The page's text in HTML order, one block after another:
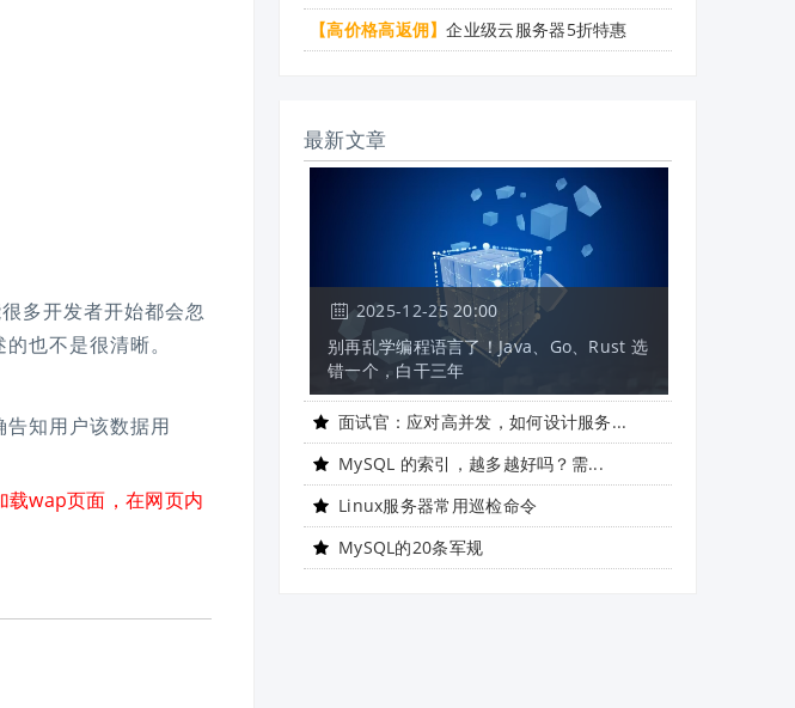
多开发者开始都会忽
也不是很清晰。
知用户该数据用
载wap页面，在网页内
【高价格高返佣】企业级云服务器5折特惠
最新文章
2025-12-25 20:00
别再乱学编程语言了！Java、Go、Rust 选
错一个，白干三年
面试官：应对高并发，如何设计服务...
MySQL 的索引，越多越好吗？需...
Linux服务器常用巡检命令
MySQL的20条军规